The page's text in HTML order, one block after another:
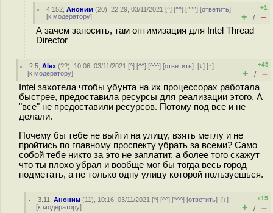
4.152 ,Аноним (20), 22:29, 03/11/2021 [^] [^^] [^^^] [ответить]
[к модератору]
+1
+ / –
А зачем заносить, там оптимизация для Intel Thread
Director
2.5 ,Alex (??), 10:06, 03/11/2021 [^] [^^] [^^^] [ответить][↓] [↑]
[к модератору]
+45
+ / –
Intel захотела чтобы убунта на их процессорах работала
быстрее, предоставила ресурсы для реализации этого. А
"все" не предоставили ресурсов. Потому под все и не
делали.
Почему бы тебе не выйти на улицу, взять метлу и не
пройтись по главному проспекту убрать за всеми? Само
собой тебе никто за это не заплатит, а более того скажут
что ты плохо убрал и вообще мог бы тогда весь город
подметать, а не только одну улицу которой пользуешься.
3.11 ,Аноним (11), 10:16, 03/11/2021 [^] [^^] [^^^] [ответить][↓]
[к модератору]
+15
+ / –